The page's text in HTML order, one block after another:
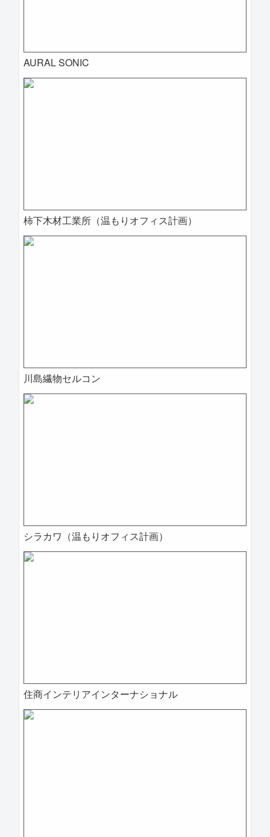
AURAL SONIC
柿下木材工業所（温もりオフィス計画）
川島繊物セルコン
シラカワ（温もりオフィス計画）
住商インテリアインターナショナル